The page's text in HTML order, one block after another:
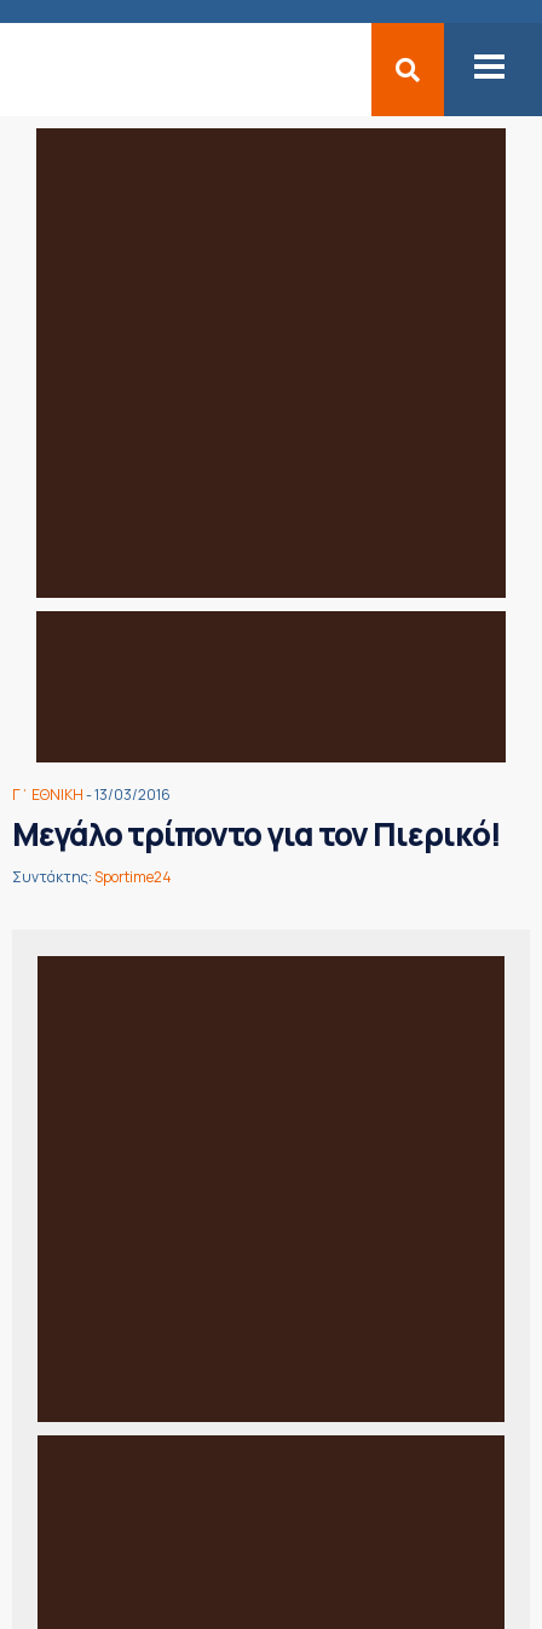
Γ΄ ΕΘΝΙΚΗ- 13/03/2016
Μεγάλο τρίποντο για τον Πιερικό!
Συντάκτης:Sportime24